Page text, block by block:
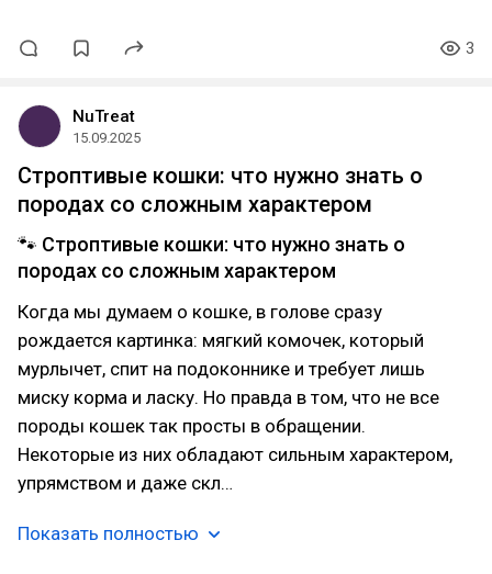
3
NuTreat
15.09.2025
Строптивые кошки: что нужно знать о
породах со сложным характером
🐾 Строптивые кошки: что нужно знать о
породах со сложным характером
Когда мы думаем о кошке, в голове сразу
рождается картинка: мягкий комочек, который
мурлычет, спит на подоконнике и требует лишь
миску корма и ласку. Но правда в том, что не все
породы кошек так просты в обращении.
Некоторые из них обладают сильным характером,
упрямством и даже скл…
Показать полностью